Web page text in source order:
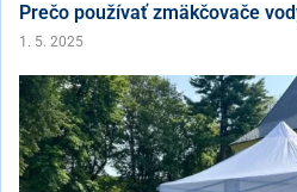
Prečo používať zmäkčovače
1. 5. 2025